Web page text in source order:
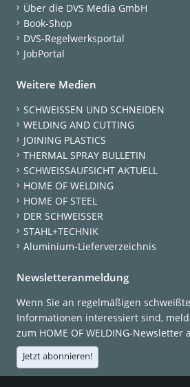
Über die DVS Media GmbH
Book-Shop
DVS-Regelwerksportal
JobPortal
Weitere Medien
SCHWEISSEN UND SCHNEIDEN
WELDING AND CUTTING
JOINING PLASTICS
THERMAL SPRAY BULLETIN
SCHWEISSAUFSICHT AKTUELL
HOME OF WELDING
HOME OF STEEL
DER SCHWEISSER
STAHL+TECHNIK
Aluminium-Lieferverzeichnis
Newsletteranmeldung
Wenn Sie an regelmäßigen
Informationen interessiert sind,
zum HOME OF WELDING-Newsletter
Jetzt abonnieren!